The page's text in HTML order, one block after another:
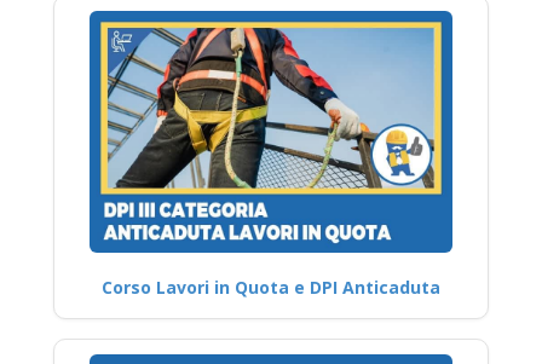
Corso Lavori in Quota e DPI Anticaduta